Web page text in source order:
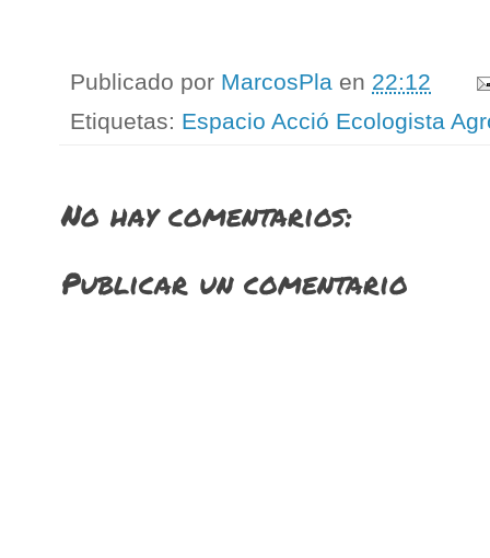
Publicado por MarcosPla en 22:12
Etiquetas: Espacio Acció Ecologista
No hay comentarios:
Publicar un comentario